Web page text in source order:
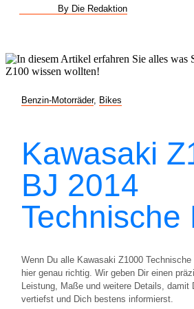
By Die Redaktion
Benzin-Motorräder, Bikes
Kawasaki
BJ 2014
Technische
Wenn Du alle Kawasaki Z1000
hier genau richtig. Wir geben Dir einen
Leistung, Maße und weitere Details, damit
vertiefst und Dich bestens informierst.